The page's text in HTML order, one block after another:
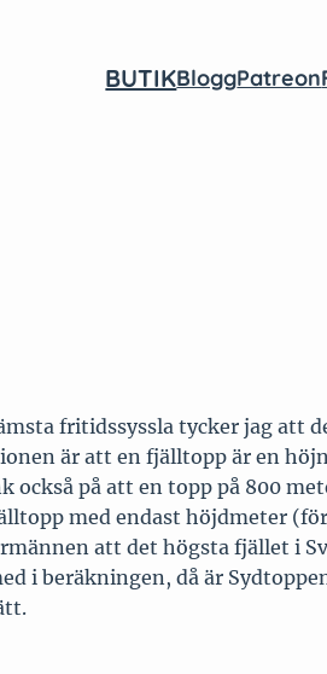
BUTIKBloggPatreon
fritidssyssla tycker jag
är att en fjälltopp är en
också på att en topp på 800
med endast höjdmeter
att det högsta fjället i
i beräkningen, då är